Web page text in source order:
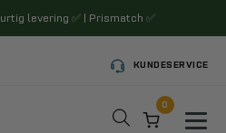
levering ✅ | Prismatch ✅
KUNDESERVICE
0